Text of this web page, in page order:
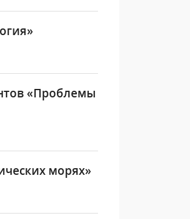
«Проблемы
морях»